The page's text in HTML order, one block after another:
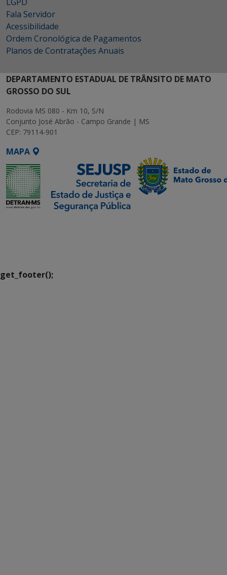
Fala Servidor
Acessibilidade
Ordem Cronológica de Pagamentos
Planos de Contratações Anuais
DEPARTAMENTO ESTADUAL DE TRÂNSITO DE MATO
GROSSO DO SUL
Rodovia MS 080 - Km 10, S/N
Conjunto José Abrão - Campo Grande | MS
CEP: 79114-901
MAPA
get_footer();